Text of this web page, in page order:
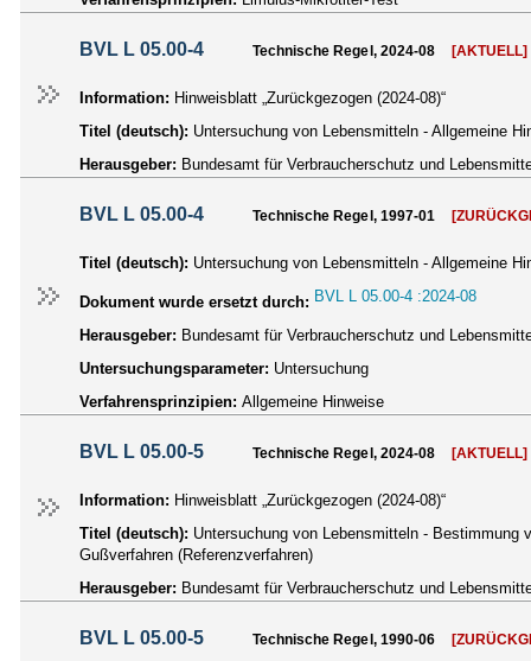
BVL L 05.00-4 Technische Regel, 2024-08 [AKTUELL]
Information: Hinweisblatt „Zurückgezogen (2024-08)“
Titel (deutsch): Untersuchung von Lebensmitteln - Allgemeine
Herausgeber: Bundesamt für Verbraucherschutz und
BVL L 05.00-4 Technische Regel, 1997-01
Titel (deutsch): Untersuchung von Lebensmitteln - Allgemeine
Dokument wurde ersetzt durch: BVL L 05.00-4 :2024-08
Herausgeber: Bundesamt für Verbraucherschutz und
Untersuchungsparameter: Untersuchung
Verfahrensprinzipien: Allgemeine Hinweise
BVL L 05.00-5 Technische Regel, 2024-08 [AKTUELL]
Information: Hinweisblatt „Zurückgezogen (2024-08)“
Titel (deutsch): Untersuchung von Lebensmitteln - Bestimmung
Gußverfahren (Referenzverfahren)
Herausgeber: Bundesamt für Verbraucherschutz und
BVL L 05.00-5 Technische Regel, 1990-06